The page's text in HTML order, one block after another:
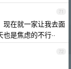
71
现在就一家让我去面
也是焦虑的不行··
72